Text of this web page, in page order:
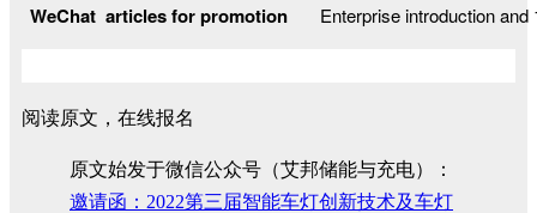
WeChat articles for promotion
Enterprise introduction
阅读原文，在线报名
原文始发于微信公众号（艾邦储能与充电）：
邀请函：2022第三届智能车灯创新技术及车灯